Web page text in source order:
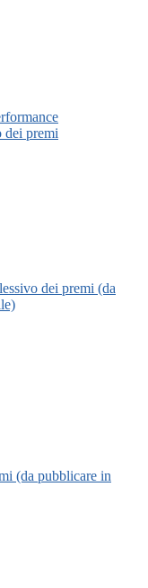
dei premi
dei premi (da
(da pubblicare in